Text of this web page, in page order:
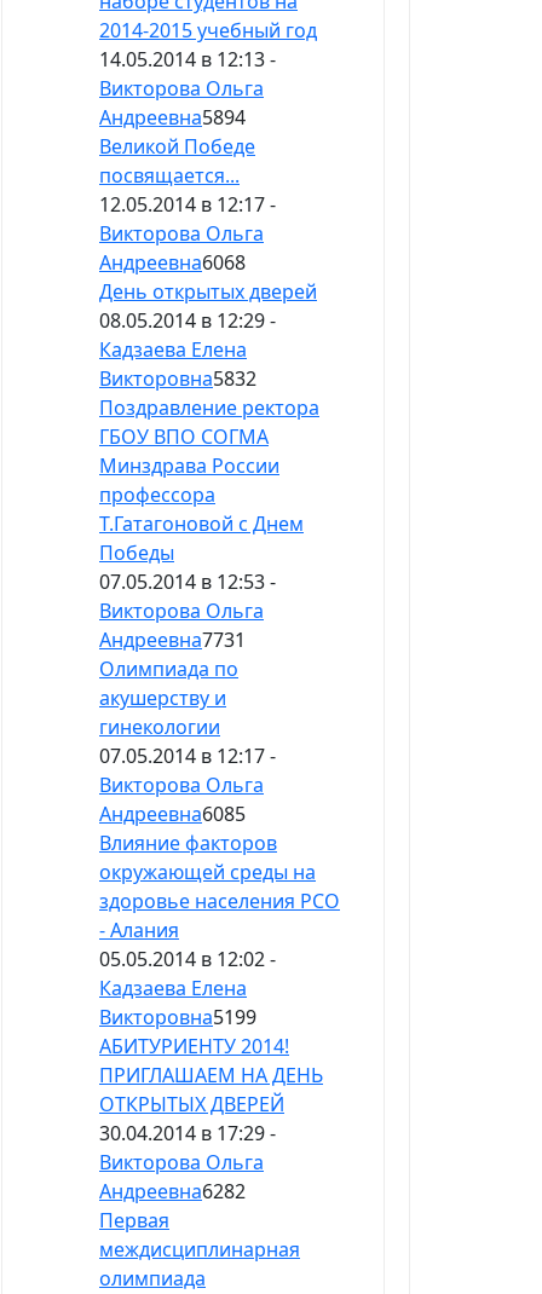
2014-2015 учебный год
14.05.2014 в 12:13 -
Викторова Ольга
Андреевна5894
Великой Победе
посвящается...
12.05.2014 в 12:17 -
Викторова Ольга
Андреевна6068
День открытых дверей
08.05.2014 в 12:29 -
Кадзаева Елена
Викторовна5832
Поздравление ректора
ГБОУ ВПО СОГМА
Минздрава России
профессора
Т.Гатагоновой с Днем
Победы
07.05.2014 в 12:53 -
Викторова Ольга
Андреевна7731
Олимпиада по
акушерству и
гинекологии
07.05.2014 в 12:17 -
Викторова Ольга
Андреевна6085
Влияние факторов
окружающей среды на
здоровье населения РСО
- Алания
05.05.2014 в 12:02 -
Кадзаева Елена
Викторовна5199
АБИТУРИЕНТУ 2014!
ПРИГЛАШАЕМ НА ДЕНЬ
ОТКРЫТЫХ ДВЕРЕЙ
30.04.2014 в 17:29 -
Викторова Ольга
Андреевна6282
Первая
междисциплинарная
олимпиада